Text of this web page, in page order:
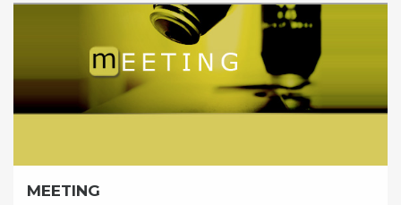
MEETING